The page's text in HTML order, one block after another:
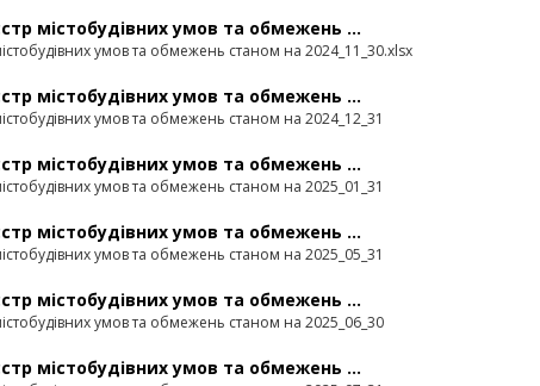
містобудівних умов та обмежень ...
умов та обмежень станом на 2024_11_30.xlsx
містобудівних умов та обмежень ...
умов та обмежень станом на 2024_12_31
містобудівних умов та обмежень ...
умов та обмежень станом на 2025_01_31
містобудівних умов та обмежень ...
умов та обмежень станом на 2025_05_31
містобудівних умов та обмежень ...
умов та обмежень станом на 2025_06_30
містобудівних умов та обмежень ...